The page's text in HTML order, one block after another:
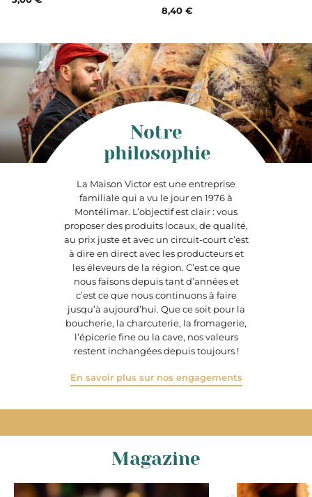
8,40 €
La Maison Victor est une entreprise
familiale qui a vu le jour en 1976 à
Montélimar. L’objectif est clair : vous
proposer des produits locaux, de qualité,
au prix juste et avec un circuit-court c’est
à dire en direct avec les producteurs et
les éleveurs de la région. C’est ce que
nous faisons depuis tant d’années et
c’est ce que nous continuons à faire
jusqu’à aujourd’hui. Que ce soit pour la
boucherie, la charcuterie, la fromagerie,
l’épicerie fine ou la cave, nos valeurs
restent inchangées depuis toujours !
En savoir plus sur nos engagements
Notre
philosophie
Magazine